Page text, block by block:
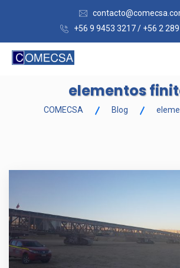
+56 9 9453 3217 / +56 2
elementos
COMECSA Blog